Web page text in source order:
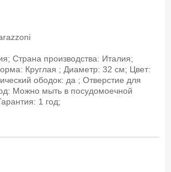
Страна производства: Италия;
Круглая ; Диаметр: 32 см; Цвет:
ободок: да ; Отверстие для
Можно мыть в посудомоечной
1 год;